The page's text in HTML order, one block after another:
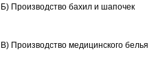
Б) Производство бахил и шапочек
В) Производство медицинского белья